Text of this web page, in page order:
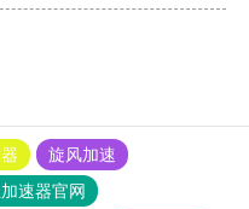
旋风加速
速器官网